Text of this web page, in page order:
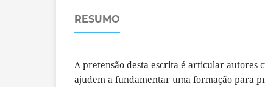
RESUMO
A pretensão desta escrita é articular autores
ajudem a fundamentar uma formação para